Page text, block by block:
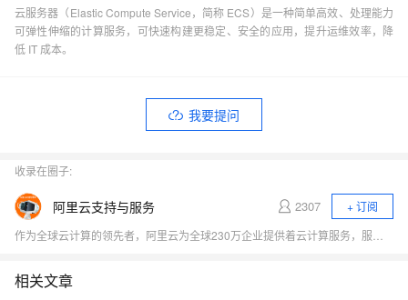
云服务器（Elastic Compute Service，简称 ECS）是一种简单高效、处理能力
可弹性伸缩的计算服务，可快速构建更稳定、安全的应用，提升运维效率，降
低 IT 成本。
我要提问
收录在圈子:
阿里云支持与服务 2307
+ 订阅
相关文章